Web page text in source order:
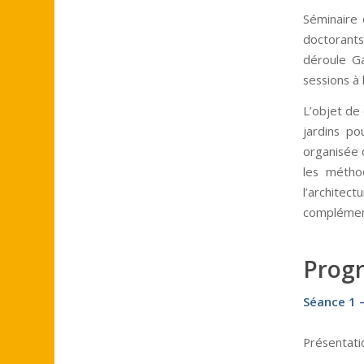
déroule
sessions
L’objet
jardins
organisée
les
Séance 1